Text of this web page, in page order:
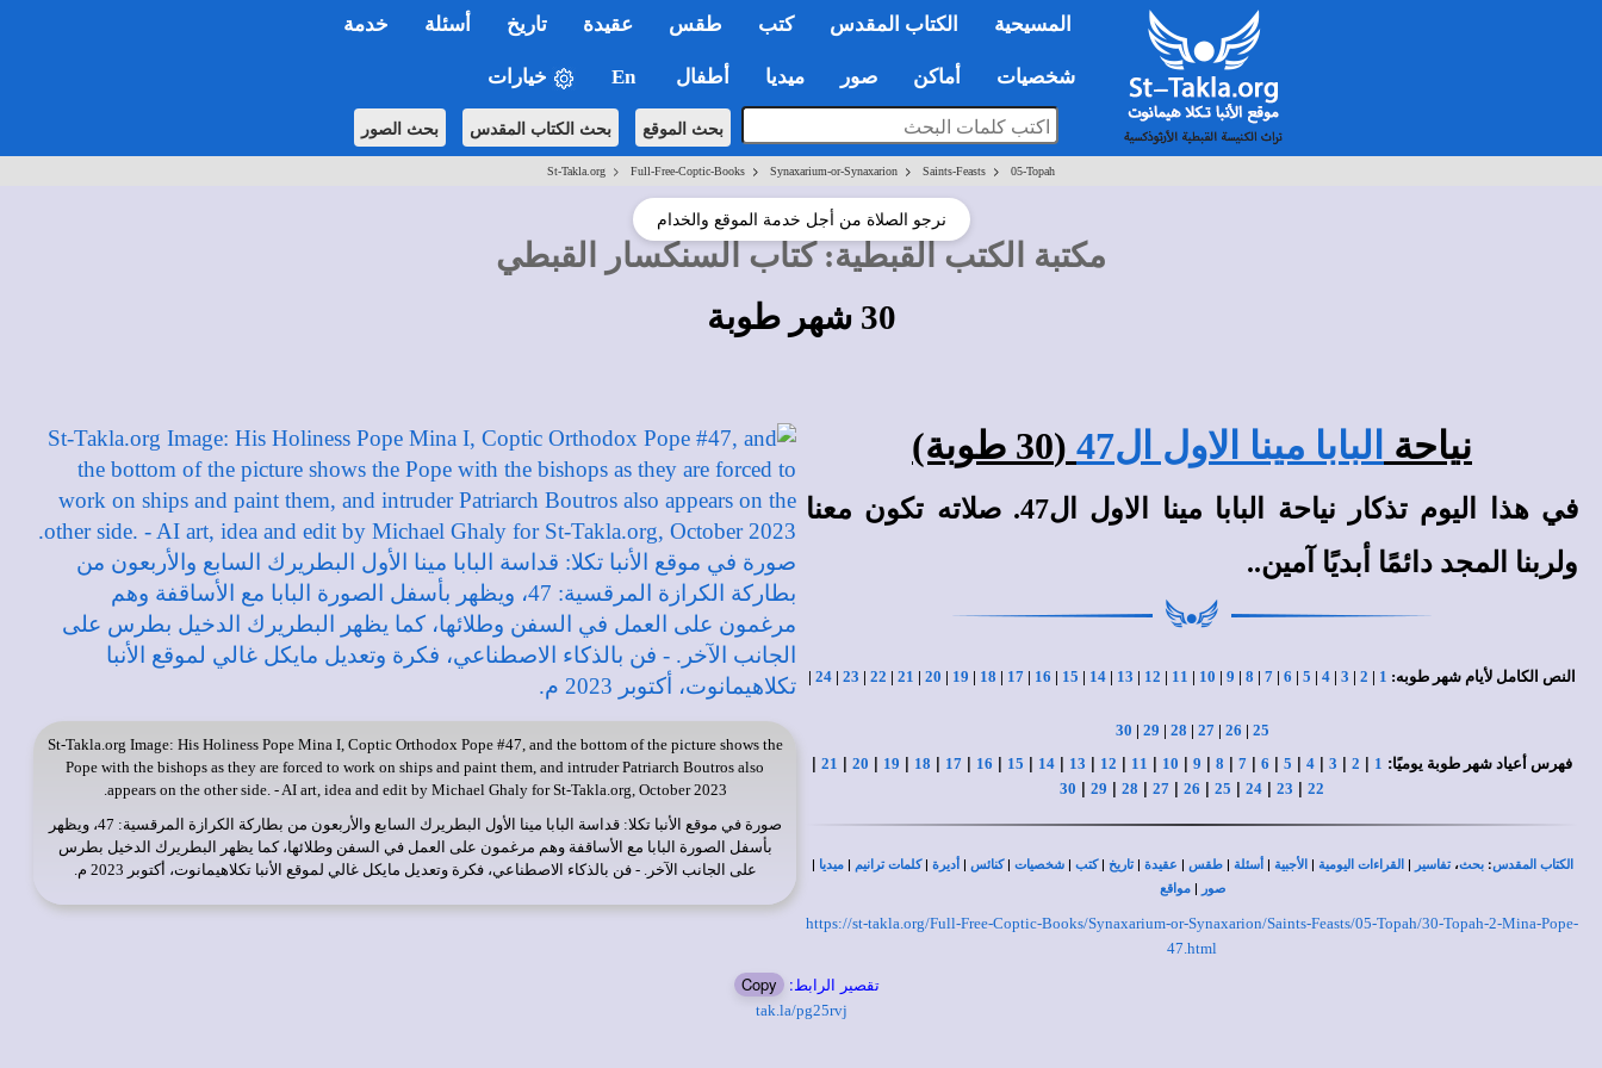
المسيحية الكتاب المقدس كتب طقس عقيدة تاريخ أسئلة خدمة
شخصيات أماكن صور ميديا أطفال En خيارات
بحث الموقع بحث الكتاب المقدس بحث الصور
St-Takla.org > Full-Free-Coptic-Books > Synaxarium-or-Synaxarion > Saints-Feasts > 05-Topah
نرجو الصلاة من أجل خدمة الموقع والخدام
مكتبة الكتب القبطية:كتاب السنكسار القبطي
30 شهر طوبة
St-Takla.org Image: His Holiness Pope Mina I, Coptic Orthodox Pope #47, and the bottom of the picture shows the
Pope with the bishops as they are forced to work on ships and paint them, and intruder Patriarch Boutros also
appears on the other side. - AI art, idea and edit by Michael Ghaly for St-Takla.org, October 2023.
صورة في موقع الأنبا تكلا
: قداسة البابا مينا الأول البطريرك السابع والأربعون من بطاركة الكرازة المرقسية: 47، ويظهر
بأسفل الصورة البابا مع الأساقفة وهم مرغمون على العمل في السفن وطلائها، كما يظهر البطريرك الدخيل بطرس
على الجانب الآخر. - فن بالذكاء الاصطناعي، فكرة وتعديل مايكل غالي لموقع الأنبا تكلاهيمانوت، أكتوبر 2023 م.
نياحة البابا مينا الاول ال47 (30 طوبة)
في هذا اليوم تذكار نياحة البابا مينا الاول ال47. صلاته تكون معنا
ولربنا المجد دائمًا أبديًا آمين..
النص الكامل لأيام شهر طوبه: 1
|
2
|
3
|
4
|
5
|
6
|
7
|
8
|
9
|
10
|
11
|
12
|
13
|
14
|
15
|
16
|
17
|
18
|
19
|
20
|
21
|
22
|
23
|
24
|
25
|
26
|
27
|
28
|
29
|
30
فهرس أعياد شهر طوبة يوميًا:
1
|
2
|
3
|
4
|
5
|
6
|
7
|
8
|
9
|
10
|
11
|
12
|
13
|
14
|
15
|
16
|
17
|
18
|
19
|
20
|
21
|
22
|
23
|
24
|
25
|
26
|
27
|
28
|
29
|
30
الكتاب المقدس:بحث،تفاسير | القراءات اليومية | الأجبية | أسئلة |طقس | عقيدة |تاريخ |كتب |شخصيات |كنائس | أديرة |كلمات ترانيم |ميديا |
صور |مواقع
https://st-takla.org/Full-Free-Coptic-Books/Synaxarium-or-Synaxarion/Saints-Feasts/05-Topah/30-Topah-2-Mina-Pope-
47.html
تقصير الرابط: Copy
tak.la/pg25rvj